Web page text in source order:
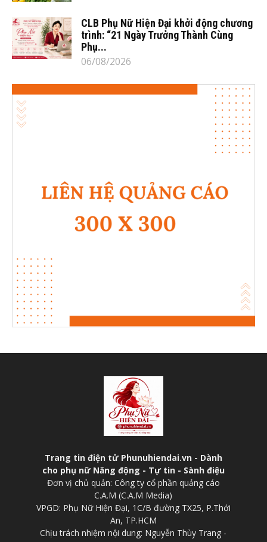
CLB Phụ Nữ Hiện Đại khởi động chương
trình: “21 Ngày Trưởng Thành Cùng
Phụ...
06/08/2026
Trang tin điện tử Phunuhiendai.vn - Dành
cho phụ nữ Năng động - Tự tin - Sành điệu
Đơn vị chủ quản: Công ty cổ phần quảng cáo
C.A.M (C.A.M Media)
VPGD: Phụ Nữ Hiện Đại, 1C/B đường TX25, P.Thới
An, TP.HCM
Chịu trách nhiệm nội dung: Nguyễn Thùy Trang -